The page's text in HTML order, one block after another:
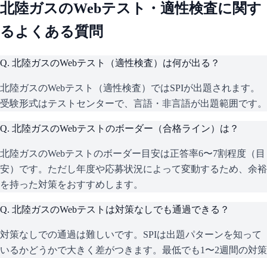
北陸ガスのWebテスト・適性検査に関す
るよくある質問
Q. 北陸ガスのWebテスト（適性検査）は何が出る？
北陸ガスのWebテスト（適性検査）ではSPIが出題されます。
受験形式はテストセンターで、言語・非言語が出題範囲です。
Q. 北陸ガスのWebテストのボーダー（合格ライン）は？
北陸ガスのWebテストのボーダー目安は正答率6〜7割程度（目
安）です。ただし年度や応募状況によって変動するため、余裕
を持った対策をおすすめします。
Q. 北陸ガスのWebテストは対策なしでも通過できる？
対策なしでの通過は難しいです。SPIは出題パターンを知って
いるかどうかで大きく差がつきます。最低でも1〜2週間の対策